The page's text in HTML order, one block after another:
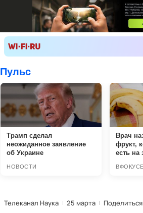
Телеканал Наука 25 марта Поделиться